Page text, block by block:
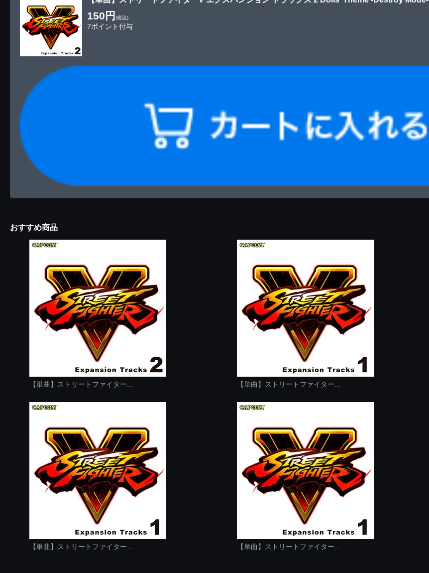
150円 (税込)
7ポイント付与
おすすめ商品
【単曲】ストリートファイター... 【単曲】ストリートファイター...
【単曲】ストリートファイター... 【単曲】ストリートファイター...